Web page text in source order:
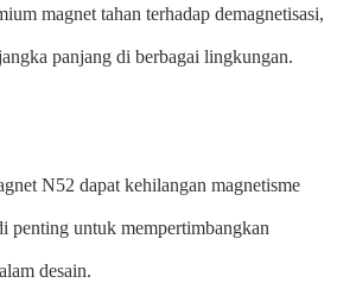
magnet tahan terhadap demagnetisasi,
panjang di berbagai lingkungan.
N52 dapat kehilangan magnetisme
penting untuk mempertimbangkan
desain.